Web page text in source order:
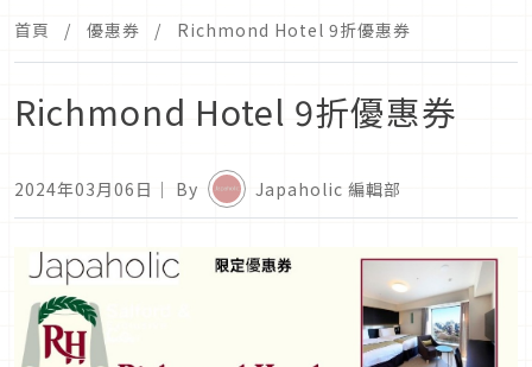
首頁 優惠券 Richmond Hotel 9折優惠券
Richmond Hotel 9折優惠券
2024年03月06日 ｜ By Japaholic 編輯部